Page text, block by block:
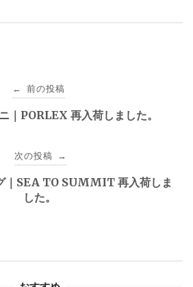
← 前の投稿
｜PORLEX 再入荷しました。
次の投稿 →
｜SEA TO SUMMIT 再入荷しま
した。